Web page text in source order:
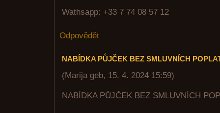
Wathsapp: +33 7 74 08 57 12
Odpovědět
NABÍDKA PŮJČEK BEZ SMLUVNÍCH
(Marija geb, 15. 4. 2024 15:59)
NABÍDKA PŮJČEK BEZ SMLUVNÍCH